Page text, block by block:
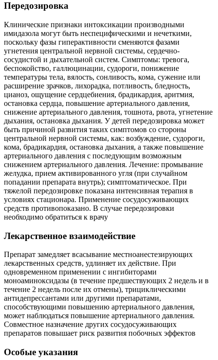
Передозировка
Клинические признаки интоксикации производными
имидазола могут быть неспецифическими и нечеткими,
поскольку фазы гиперактивности сменяются фазами
угнетения центральной нервной системы, сердечно-
сосудистой и дыхательной систем. Симптомы: тревога,
беспокойство, галлюцинации, судороги, понижение
температуры тела, вялость, сонливость, кома, сужение или
расширение зрачков, лихорадка, потливость, бледность,
цианоз, ощущение сердцебиения, брадикардия, аритмия,
остановка сердца, повышение артериального давления,
снижение артериального давления, тошнота, рвота, угнетение
дыхания, остановка дыхания. У детей передозировка может
быть причиной развития таких симптомов со стороны
центральной нервной системы, как: возбуждение, судороги,
кома, брадикардия, остановка дыхания, а также повышение
артериального давления с последующим возможным
снижением артериального давления. Лечение: промывание
желудка, прием активированного угля (при случайном
попадании препарата внутрь); симптоматическое. При
тяжелой передозировке показана интенсивная терапия в
условиях стационара. Применение сосудосуживающих
средств противопоказано. В случае передозировки
необходимо обратиться к врачу
Лекарственное взаимодействие
Препарат замедляет всасывание местноанестезирующих
лекарственных средств, удлиняет их действие. При
одновременном применении с ингибиторами
моноаминоксидазы (в течение предшествующих 2 недель и в
течение 2 недель после их отмены), трициклическими
антидепрессантами или другими препаратами,
способствующими повышению артериального давления,
может наблюдаться повышение артериального давления.
Совместное назначение других сосудосуживающих
препаратов повышает риск развития побочных эффектов
Особые указания